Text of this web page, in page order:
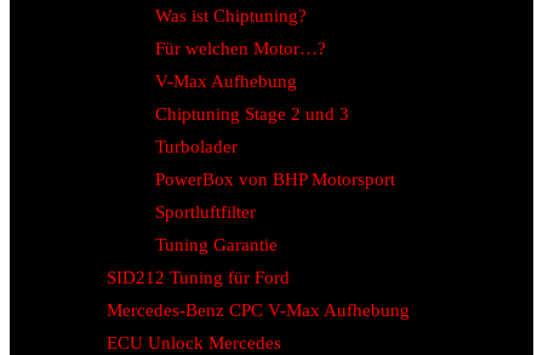
Was ist Chiptuning?
Für welchen Motor…?
V-Max Aufhebung
Chiptuning Stage 2 und 3
Turbolader
PowerBox von BHP Motorsport
Sportluftfilter
Tuning Garantie
SID212 Tuning für Ford
Mercedes-Benz CPC V-Max Aufhebung
ECU Unlock Mercedes